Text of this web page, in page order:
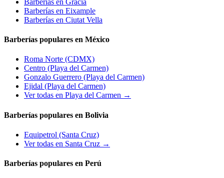
Barberías en Eixample
Barberías en Ciutat Vella
Barberías populares en México
Roma Norte (CDMX)
Centro (Playa del Carmen)
Gonzalo Guerrero (Playa del Carmen)
Ejidal (Playa del Carmen)
Ver todas en Playa del Carmen →
Barberías populares en Bolivia
Equipetrol (Santa Cruz)
Ver todas en Santa Cruz →
Barberías populares en Perú